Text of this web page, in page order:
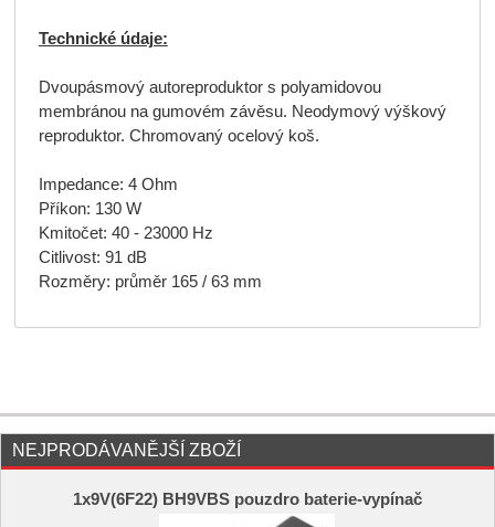
Technické údaje:
Dvoupásmový autoreproduktor s polyamidovou
membránou na gumovém závěsu. Neodymový výškový
reproduktor. Chromovaný ocelový koš.
Impedance: 4 Ohm
Příkon: 130 W
Kmitočet: 40 - 23000 Hz
Citlivost: 91 dB
Rozměry: průměr 165 / 63 mm
NEJPRODÁVANĚJŠÍ ZBOŽÍ
1x9V(6F22) BH9VBS pouzdro baterie-vypínač